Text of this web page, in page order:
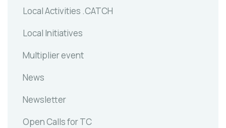
Local Activities .CATCH
Local Initiatives
Multiplier event
News
Newsletter
Open Calls for TC